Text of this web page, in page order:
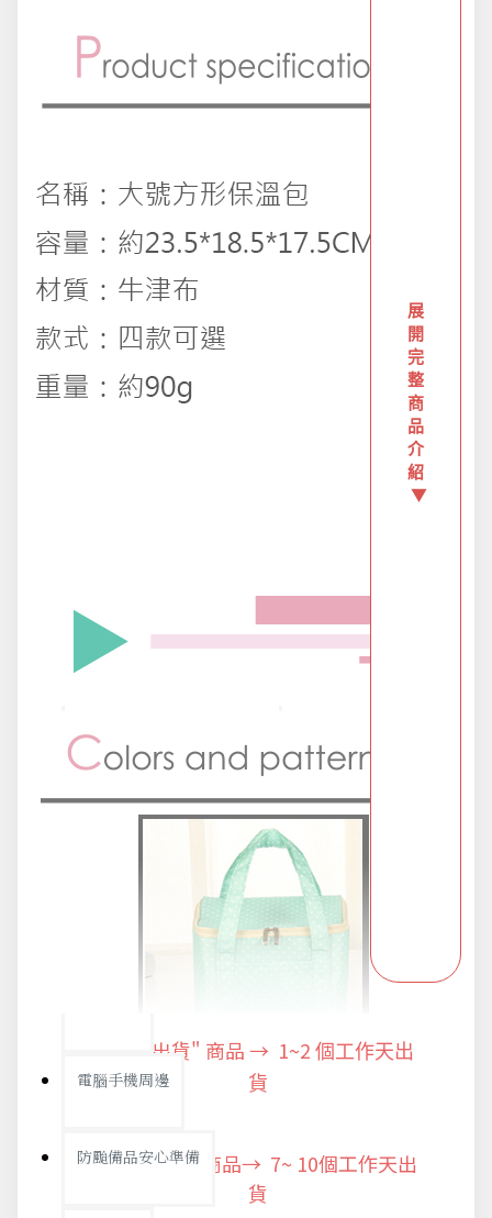
團購區-買越多省越多
布置專區
旅行實用好物
浪漫好禮
父親節專頁
電腦手機周邊
防颱備品安心準備
展
開
完
整
商
品
介
紹
▼
"快速出貨" 商品 → 1~2 個工作天出
貨
"預購商品" 商品→ 7~ 10個工作天出
貨